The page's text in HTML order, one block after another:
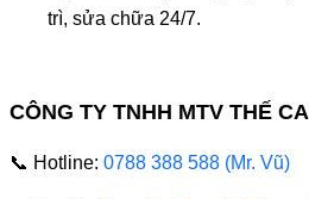
trì, sửa chữa 24/7.
CÔNG TY TNHH MTV THẾ
📞 Hotline: 0788 388 588 (Mr. Vũ)